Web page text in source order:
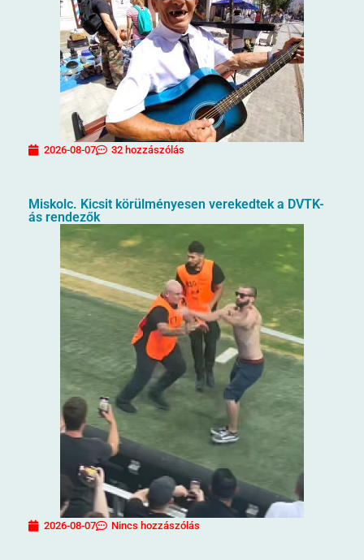
2026-08-07 32 hozzászólás
Miskolc. Kicsit körülményesen verekedtek a DVTK-
ás rendezők
2026-08-07 Nincs hozzászólás